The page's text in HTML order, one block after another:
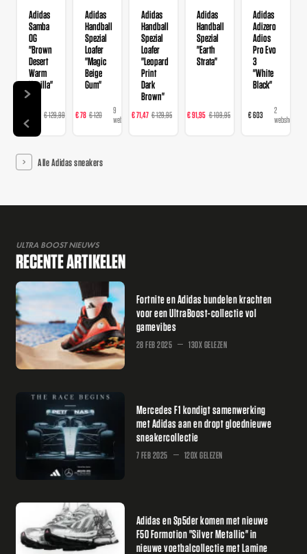
Adidas
Samba
OG
"Brown
Desert
Warm
Vanilla"
€ 129,99
14
webshops
Adidas
Handball
Spezial
Loafer
"Magic
Beige
Gum"
€ 78 € 120
9
webshops
Adidas
Handball
Spezial
Loafer
"Leopard
Print
Dark
Brown"
€ 71,47 € 129,95
webshops
Adidas
Handball
Spezial
"Earth
Strata"
€ 91,95 € 109,95
webshops
Adidas
Adizero
Adios
Pro Evo
3
"White
Black"
€ 603
2
webshops
Alle Adidas sneakers
ULTRA BOOST NIEUWS
RECENTE ARTIKELEN
Fortnite en Adidas bundelen krachten
voor een UltraBoost-collectie vol
gamevibes
28 FEB 2025 130X GELEZEN
Mercedes F1 kondigt samenwerking
met Adidas aan en dropt gloednieuwe
sneakercollectie
7 FEB 2025 120X GELEZEN
Adidas en Sp5der komen met nieuwe
F50 Formotion "Silver Metallic" in
nieuwe voetbalcollectie met Lamine